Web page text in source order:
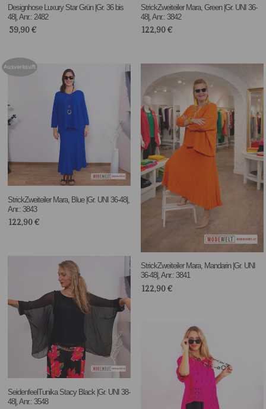
Designhose Luxury Star Grün |Gr. 36 bis
48|, Anr.: 2482
59,90€
StrickZweiteiler Mara, Green |Gr. UNI 36-
48|, Anr.: 3842
122,90€
Ausverkauft
StrickZweiteiler Mara, Blue |Gr. UNI 36-48|,
Anr.: 3843
122,90€
StrickZweiteiler Mara, Mandarin |Gr. UNI
36-48|, Anr.: 3841
122,90€
SeidenfeelTunika Stacy Black |Gr. UNI 38-
48|, Anr.: 3548